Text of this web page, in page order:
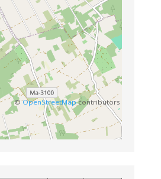
©OpenStreetMapcontributors